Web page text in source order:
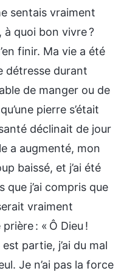
sentais vraiment
à quoi bon vivre ?
finir. Ma vie a été
détresse durant
de manger ou de
pierre s’était
déclinait de jour
a augmenté, mon
baissé, et j’ai été
que j’ai compris que
vraiment
: « Ô Dieu !
partie, j’ai du mal
Je n’ai pas la force